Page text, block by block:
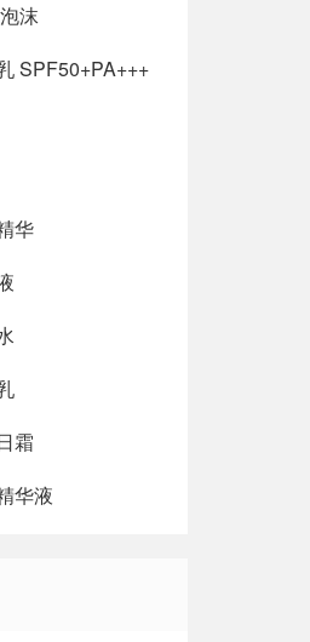
沫
SPF50+PA+++
华
霜
华液